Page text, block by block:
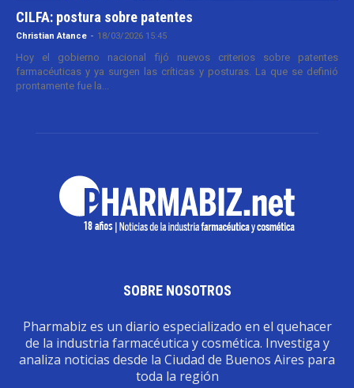
CILFA: postura sobre patentes
Christian Atance - 18/03/2026 15:45
Hoy el gobierno nacional fijó nuevos criterios sobre patentes
farmacéuticas y ya surgen las críticas y posturas. La que se definió
prontamente fue la...
SOBRE NOSOTROS
Pharmabiz es un diario especializado en el quehacer
de la industria farmacéutica y cosmética. Investiga y
analiza noticias desde la Ciudad de Buenos Aires para
toda la región